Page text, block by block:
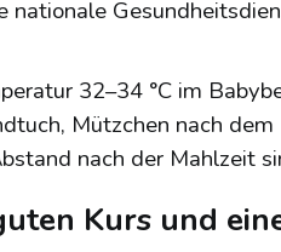
32–34 °C im
Mützchen nach
nach der Mahlzeit
Kurs und